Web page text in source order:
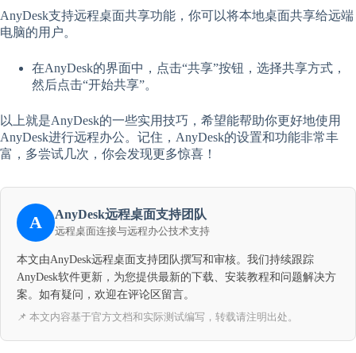
AnyDesk支持远程桌面共享功能，你可以将本地桌面共享给远端
电脑的用户。
在AnyDesk的界面中，点击“共享”按钮，选择共享方式，
然后点击“开始共享”。
以上就是AnyDesk的一些实用技巧，希望能帮助你更好地使用
AnyDesk进行远程办公。记住，AnyDesk的设置和功能非常丰
富，多尝试几次，你会发现更多惊喜！
A AnyDesk远程桌面支持团队
远程桌面连接与远程办公技术支持
本文由AnyDesk远程桌面支持团队撰写和审核。我们持续跟踪
AnyDesk软件更新，为您提供最新的下载、安装教程和问题解决方
案。如有疑问，欢迎在评论区留言。
📌 本文内容基于官方文档和实际测试编写，转载请注明出处。